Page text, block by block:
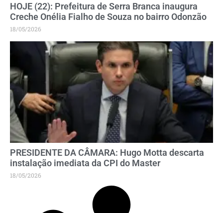
HOJE (22): Prefeitura de Serra Branca inaugura
Creche Onélia Fialho de Souza no bairro Odonzão
18/05/2026
PRESIDENTE DA CÂMARA: Hugo Motta descarta
instalação imediata da CPI do Master
18/05/2026